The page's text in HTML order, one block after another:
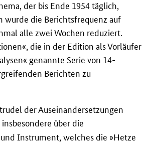
der bis Ende 1954 täglich,
wurde die Berichtsfrequenz auf
alle zwei Wochen reduziert.
die in der Edition als Vorläufer
genannte Serie von 14-
Berichten zu
der Auseinandersetzungen
über die
Instrument, welches die »Hetze